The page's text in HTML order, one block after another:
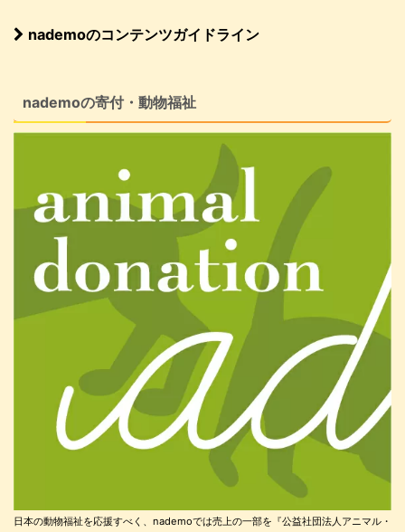
nademoのコンテンツガイドライン
nademoの寄付・動物福祉
日本の動物福祉を応援すべく、nademoでは売上の一部を『公益社団法人アニマル・